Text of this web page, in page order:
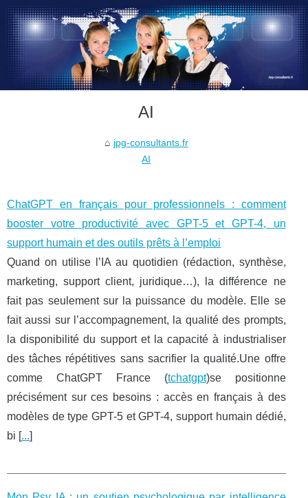
AI
jpg-consultants.fr
AI
ChatGPT en français pour professionnels : comment
booster votre productivité avec GPT-5 et GPT-4, un
support humain et des outils prêts à l’emploi
Quand on utilise l’IA au quotidien (rédaction, synthèse,
marketing, support client, juridique…), la différence ne
fait pas seulement sur la puissance du modèle. Elle se
fait aussi sur l’accompagnement, la qualité des prompts,
la disponibilité du support et la capacité à industrialiser
des tâches répétitives sans sacrifier la qualité.Une offre
comme ChatGPT France (tchatgpt)se positionne
précisément sur ces besoins : accès en français à des
modèles de type GPT-5 et GPT-4, support humain dédié,
bi [...]